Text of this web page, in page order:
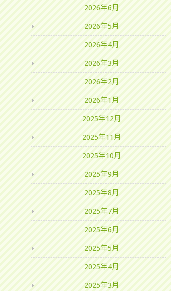
2026年6月
2026年5月
2026年4月
2026年3月
2026年2月
2026年1月
2025年12月
2025年11月
2025年10月
2025年9月
2025年8月
2025年7月
2025年6月
2025年5月
2025年4月
2025年3月